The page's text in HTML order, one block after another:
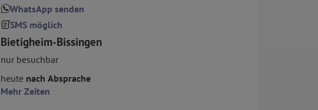
WhatsApp senden
SMS möglich
Bietigheim-Bissingen
nur besuchbar
heute nach Absprache
Mehr Zeiten